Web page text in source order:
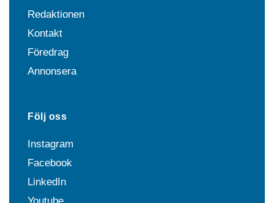
Redaktionen
Kontakt
Föredrag
Annonsera
Följ oss
Instagram
Facebook
LinkedIn
Youtube